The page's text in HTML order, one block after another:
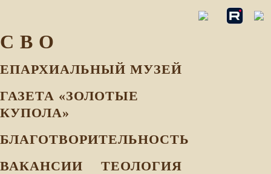
С В О
ЕПАРХИАЛЬНЫЙ МУЗEЙ
ГАЗЕТА «ЗОЛОТЫЕ
КУПОЛА»
БЛАГОТВОРИТЕЛЬНОСТЬ
ВАКАНСИИ
ТЕОЛОГИЯ